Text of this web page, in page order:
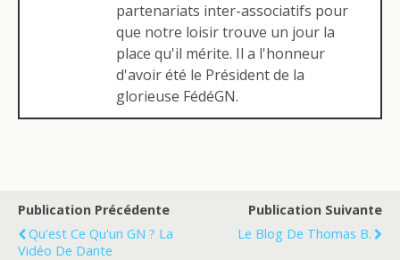
partenariats inter-associatifs pour
que notre loisir trouve un jour la
place qu'il mérite. Il a l'honneur
d'avoir été le Président de la
glorieuse FédéGN.
Publication Précédente
Qu'est Ce Qu'un GN ? La
Vidéo De Dante
Publication Suivante
Le Blog De Thomas B.